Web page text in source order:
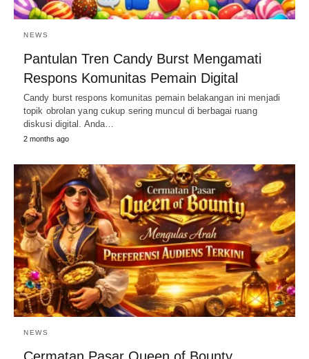
NEWS
Pantulan Tren Candy Burst Mengamati
Respons Komunitas Pemain Digital
Candy burst respons komunitas pemain belakangan ini menjadi
topik obrolan yang cukup sering muncul di berbagai ruang
diskusi digital. Anda…
2 months ago
NEWS